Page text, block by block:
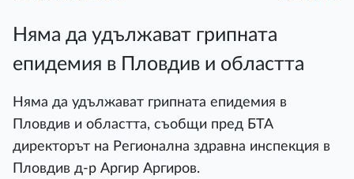
Няма да удължават грипната
епидемия в Пловдив и областта
Няма да удължават грипната епидемия в
Пловдив и областта, съобщи пред БТА
директорът на Регионална здравна инспекция в
Пловдив д-р Аргир Аргиров.